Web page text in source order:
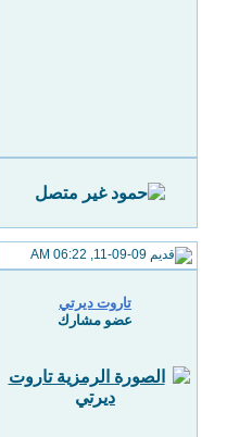
تاروت ديرتي
عضو مشارك